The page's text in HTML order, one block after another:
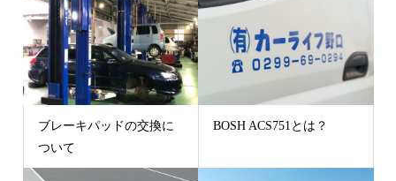
ブレーキパッドの交換に
ついて
BOSH ACS751とは？